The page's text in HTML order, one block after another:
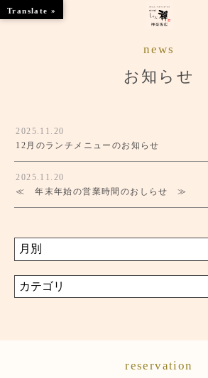
くつろぎのお部屋
店舗情報
ブランドトップ
news
お知らせ
2025.11.20
12月のランチメニューのお知らせ
2025.11.20
≪ 年末年始の営業時間のおしらせ ≫
reservation
Translate »